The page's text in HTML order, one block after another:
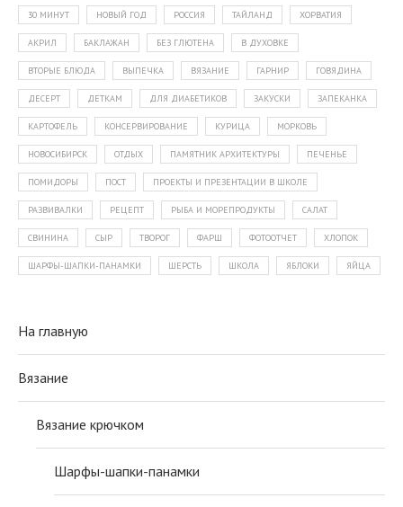
30 МИНУТ НОВЫЙ ГОД РОССИЯ ТАЙЛАНД ХОРВАТИЯ
АКРИЛ БАКЛАЖАН БЕЗ ГЛЮТЕНА В ДУХОВКЕ
ВТОРЫЕ БЛЮДА ВЫПЕЧКА ВЯЗАНИЕ ГАРНИР ГОВЯДИНА
ДЕСЕРТ ДЕТКАМ ДЛЯ ДИАБЕТИКОВ ЗАКУСКИ ЗАПЕКАНКА
КАРТОФЕЛЬ КОНСЕРВИРОВАНИЕ КУРИЦА МОРКОВЬ
НОВОСИБИРСК ОТДЫХ ПАМЯТНИК АРХИТЕКТУРЫ ПЕЧЕНЬЕ
ПОМИДОРЫ ПОСТ ПРОЕКТЫ И ПРЕЗЕНТАЦИИ В ШКОЛЕ
РАЗВИВАЛКИ РЕЦЕПТ РЫБА И МОРЕПРОДУКТЫ САЛАТ
СВИНИНА СЫР ТВОРОГ ФАРШ ФОТООТЧЕТ ХЛОПОК
ШАРФЫ-ШАПКИ-ПАНАМКИ ШЕРСТЬ ШКОЛА ЯБЛОКИ ЯЙЦА
На главную
Вязание
Вязание крючком
Шарфы-шапки-панамки